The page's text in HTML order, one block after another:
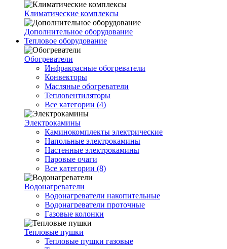
Климатические комплексы
Дополнительное оборудование
Тепловое оборудование
Обогреватели
Инфракрасные обогреватели
Конвекторы
Масляные обогреватели
Тепловентиляторы
Все категории (4)
Электрокамины
Каминокомплекты электрические
Напольные электрокамины
Настенные электрокамины
Паровые очаги
Все категории (8)
Водонагреватели
Водонагреватели накопительные
Водонагреватели проточные
Газовые колонки
Тепловые пушки
Тепловые пушки газовые